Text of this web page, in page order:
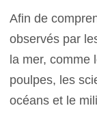
Afin de
observés par
la mer, comme
poulpes, les
océans et le